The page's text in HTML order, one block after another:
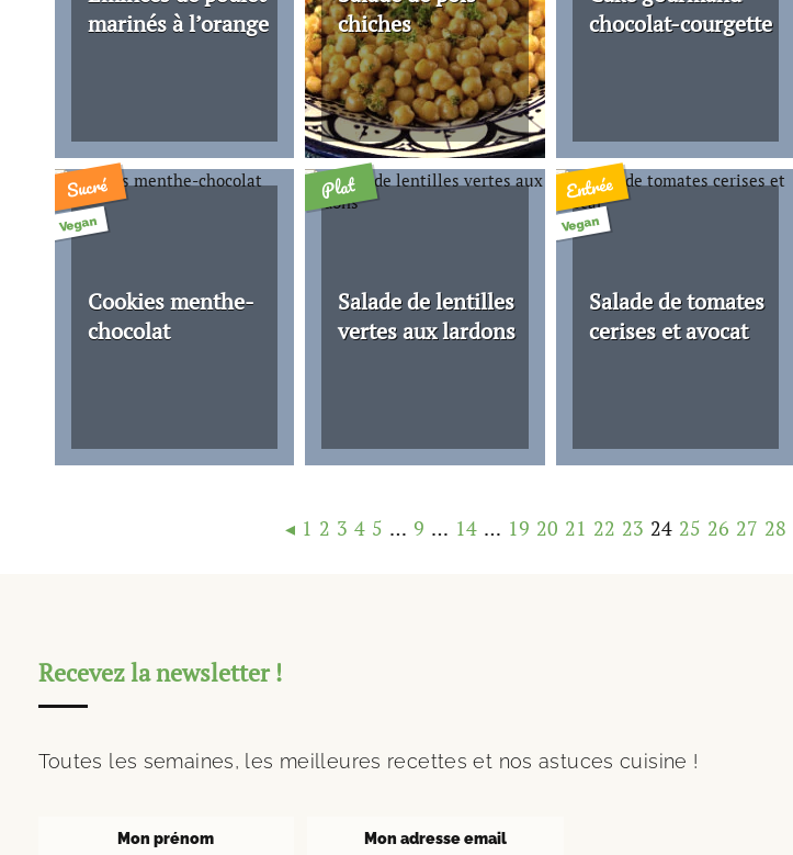
marinés à l’orange
chiches
chocolat-courgette
Sucré
Vegan
Cookies menthe-
chocolat
Plat
Salade de lentilles
vertes aux lardons
Entrée
Vegan
Salade de tomates
cerises et avocat
◂ 1 2 3 4 5 … 9 … 14 … 19 20 21 22 23 24 25 26 27 28
Recevez la newsletter !
Toutes les semaines, les meilleures recettes et nos astuces cuisine !